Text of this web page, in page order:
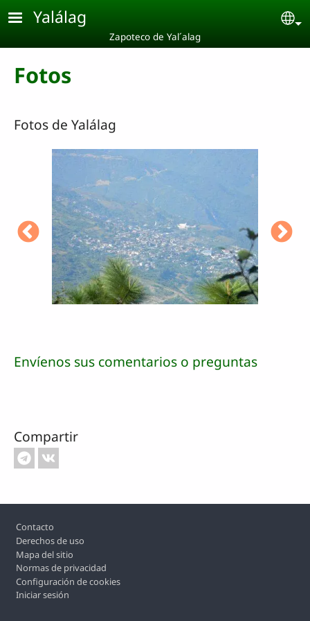
Pasar al contenido principal
Yalálag
Zapoteco de Yal´alag
Fotos
Fotos de Yalálag
Envíenos sus comentarios o preguntas
Compartir
Footer
Contacto
Derechos de uso
Mapa del sitio
Normas de privacidad
Configuración de cookies
Iniciar sesión